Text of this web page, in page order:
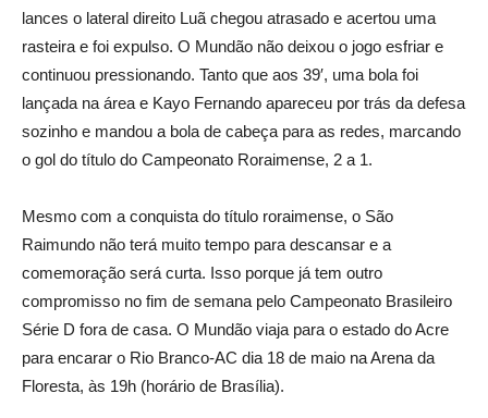
lances o lateral direito Luã chegou atrasado e acertou uma
rasteira e foi expulso. O Mundão não deixou o jogo esfriar e
continuou pressionando. Tanto que aos 39′, uma bola foi
lançada na área e Kayo Fernando apareceu por trás da defesa
sozinho e mandou a bola de cabeça para as redes, marcando
o gol do título do Campeonato Roraimense, 2 a 1.
Mesmo com a conquista do título roraimense, o São
Raimundo não terá muito tempo para descansar e a
comemoração será curta. Isso porque já tem outro
compromisso no fim de semana pelo Campeonato Brasileiro
Série D fora de casa. O Mundão viaja para o estado do Acre
para encarar o Rio Branco-AC dia 18 de maio na Arena da
Floresta, às 19h (horário de Brasília).